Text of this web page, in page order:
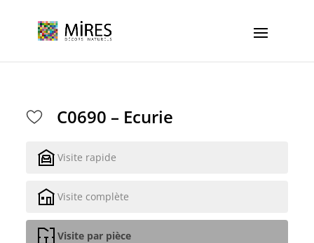
C0690 – Ecurie
Visite rapide
Visite complète
Visite par pièce